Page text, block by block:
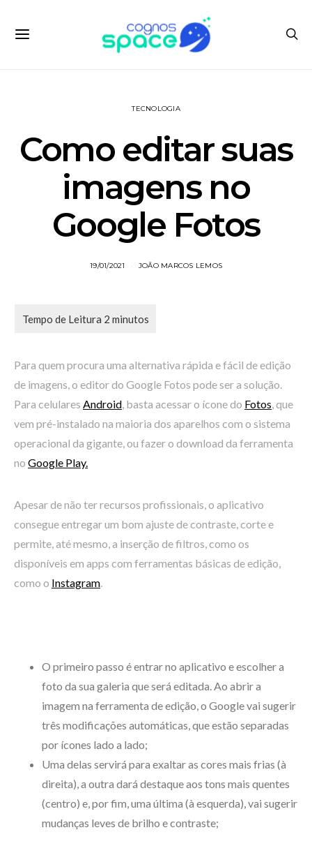
TECNOLOGIA
Como editar suas
imagens no
Google Fotos
19/01/2021 JOÃO MARCOS LEMOS
Para quem procura uma alternativa rápida e fácil de edição
de imagens, o editor do Google Fotos pode ser a solução.
Para celulares Android, basta acessar o ícone do Fotos, que
vem pré-instalado na maioria dos aparelhos com o sistema
operacional da gigante, ou fazer o download da ferramenta
no Google Play.
Apesar de não ter recursos profissionais, o aplicativo
consegue entregar um bom ajuste de contraste, corte e
permite, até mesmo, a inserção de filtros, como os
disponíveis em apps com ferramentas básicas de edição,
como o Instagram.
O primeiro passo é entrar no aplicativo e escolher a
foto da sua galeria que será editada. Ao abrir a
imagem na ferramenta de edição, o Google vai sugerir
três modificações automáticas, que estão separadas
por ícones lado a lado;
Uma delas servirá para exaltar as cores mais frias (à
direita), a outra dará destaque aos tons mais quentes
(centro) e, por fim, uma última (à esquerda), vai sugerir
mudanças leves de brilho e contraste;